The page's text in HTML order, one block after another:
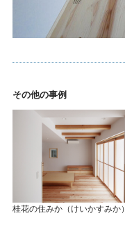
その他の事例
桂花の住みか（けいかすみか）